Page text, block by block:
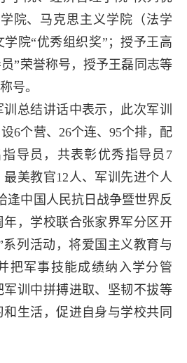
院、马克思主义学院（法学
院“优秀组织奖”；授予王高
”荣誉称号，授予王磊同志等
号。
总结讲话中表示，此次军训
6个营、26个连、95个排，配
导员，共表彰优秀指导员7
美教官12人、军训先进个人
逢中国人民抗日战争暨世界反
年，学校联合张家界军分区开
列活动，将爱国主义教育与
把军事技能成绩纳入学分管
训中拼搏进取、坚韧不拔等
生活，促进自身与学校共同